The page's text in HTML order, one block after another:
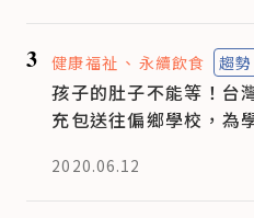
3 健康福祉 永續飲食 趨勢
孩子的肚子不能等！台
充包送往偏鄉學校，為
2020.06.12